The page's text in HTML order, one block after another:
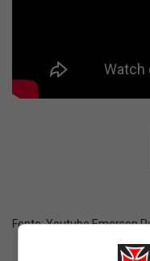
Fonte:Youtube Emerson